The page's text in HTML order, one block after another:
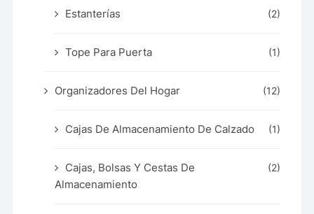
Estanterías (2)
Tope Para Puerta (1)
Organizadores Del Hogar (12)
Cajas De Almacenamiento De Calzado (1)
Cajas, Bolsas Y Cestas De
Almacenamiento
(2)